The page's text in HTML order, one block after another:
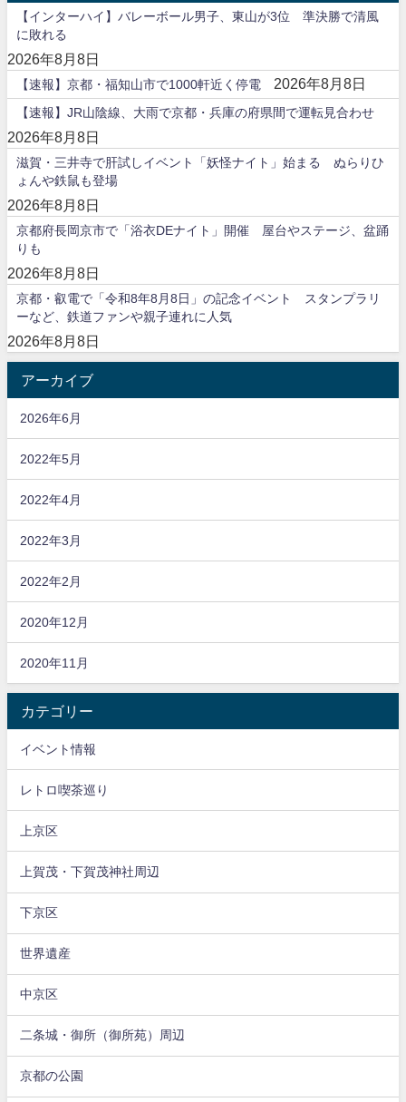
【インターハイ】バレーボール男子、東山が3位 準決勝で清風
に敗れる
2026年8月8日
【速報】京都・福知山市で1000軒近く停電 2026年8月8日
【速報】JR山陰線、大雨で京都・兵庫の府県間で運転見合わせ
2026年8月8日
滋賀・三井寺で肝試しイベント「妖怪ナイト」始まる ぬらりひ
ょんや鉄鼠も登場
2026年8月8日
京都府長岡京市で「浴衣DEナイト」開催 屋台やステージ、盆踊
りも
2026年8月8日
京都・叡電で「令和8年8月8日」の記念イベント スタンプラリ
ーなど、鉄道ファンや親子連れに人気
2026年8月8日
アーカイブ
2026年6月
2022年5月
2022年4月
2022年3月
2022年2月
2020年12月
2020年11月
カテゴリー
イベント情報
レトロ喫茶巡り
上京区
上賀茂・下賀茂神社周辺
下京区
世界遺産
中京区
二条城・御所（御所苑）周辺
京都の公園